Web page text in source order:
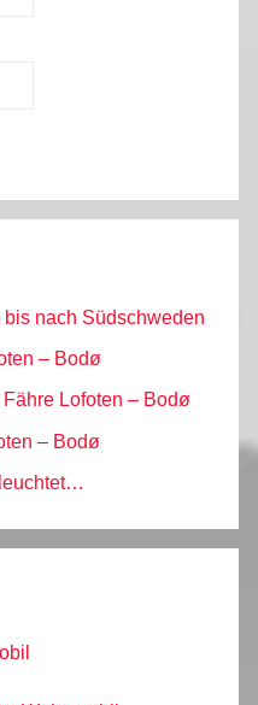
nach Südschweden
– Bodø
Fähre Lofoten – Bodø
– Bodø